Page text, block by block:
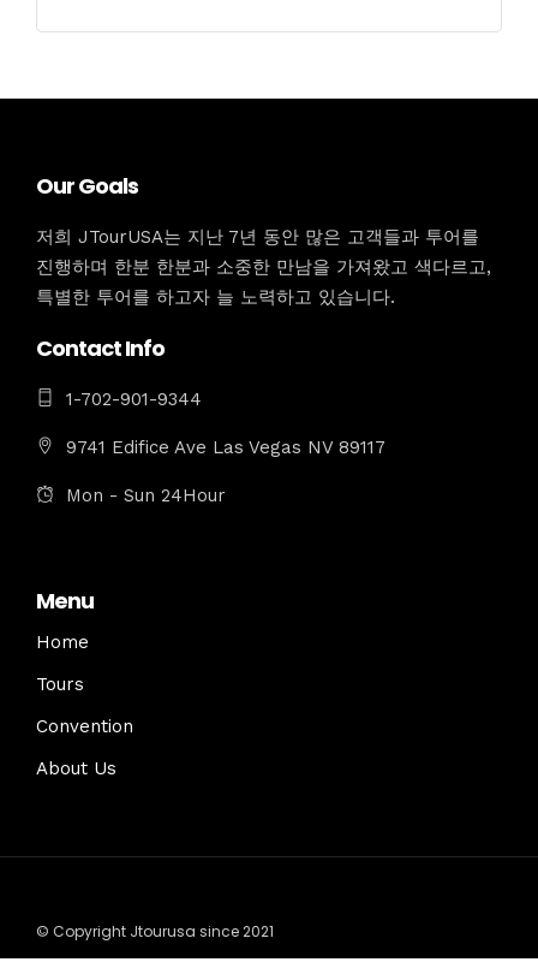
Our Goals
저희 JTourUSA는 지난 7년 동안 많은 고객들과 투어를
진행하며 한분 한분과 소중한 만남을 가져왔고 색다르고,
특별한 투어를 하고자 늘 노력하고 있습니다.
Contact Info
1-702-901-9344
9741 Edifice Ave Las Vegas NV 89117
Mon - Sun 24Hour
Menu
Home
Tours
Convention
About Us
© Copyright Jtourusa since 2021